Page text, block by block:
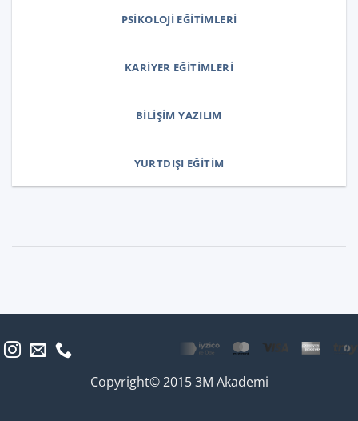
PSIKOLOJI EĞITIMLERI
KARIYER EĞITIMLERI
BILIŞIM YAZILIM
YURTDIŞI EĞITIM
Copyright© 2015 3M Akademi